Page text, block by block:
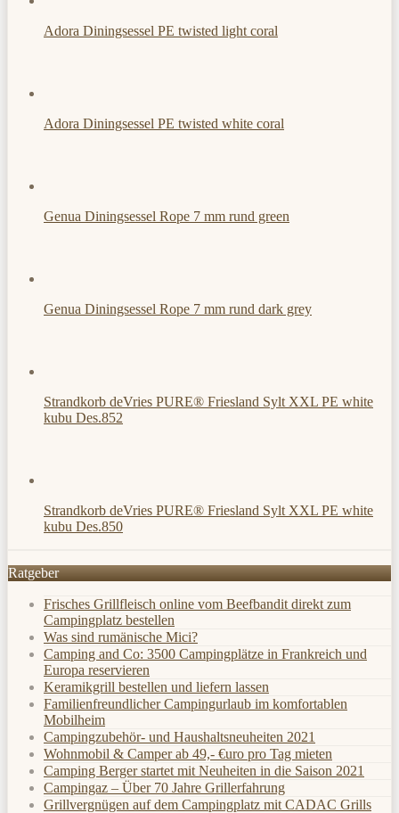
Adora Diningsessel PE twisted light coral
Adora Diningsessel PE twisted white coral
Genua Diningsessel Rope 7 mm rund green
Genua Diningsessel Rope 7 mm rund dark grey
Strandkorb deVries PURE® Friesland Sylt XXL PE white
kubu Des.852
Strandkorb deVries PURE® Friesland Sylt XXL PE white
kubu Des.850
Ratgeber
Frisches Grillfleisch online vom Beefbandit direkt zum
Campingplatz bestellen
Was sind rumänische Mici?
Camping and Co: 3500 Campingplätze in Frankreich und
Europa reservieren
Keramikgrill bestellen und liefern lassen
Familienfreundlicher Campingurlaub im komfortablen
Mobilheim
Campingzubehör- und Haushaltsneuheiten 2021
Wohnmobil & Camper ab 49,- €uro pro Tag mieten
Camping Berger startet mit Neuheiten in die Saison 2021
Campingaz – Über 70 Jahre Grillerfahrung
Grillvergnügen auf dem Campingplatz mit CADAC Grills